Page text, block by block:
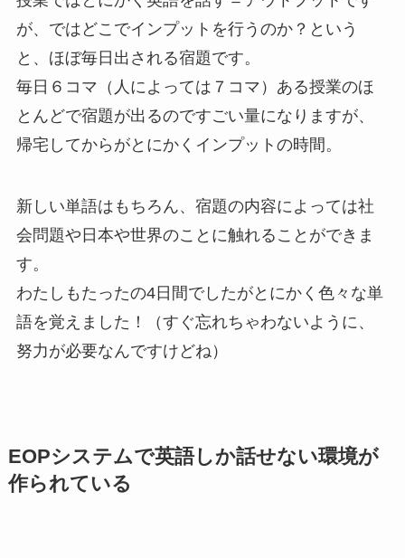
が、ではどこでインプットを行うのか？という
と、ほぼ毎日出される宿題です。
毎日６コマ（人によっては７コマ）ある授業のほ
とんどで宿題が出るのですごい量になりますが、
帰宅してからがとにかくインプットの時間。
新しい単語はもちろん、宿題の内容によっては社
会問題や日本や世界のことに触れることができま
す。
わたしもたったの4日間でしたがとにかく色々な単
語を覚えました！（すぐ忘れちゃわないように、
努力が必要なんですけどね）
EOPシステムで英語しか話せない環境が
作られている